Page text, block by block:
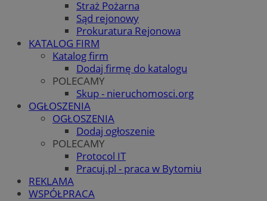
Straż Pożarna
Sąd rejonowy
Prokuratura Rejonowa
KATALOG FIRM
Katalog firm
Dodaj firmę do katalogu
POLECAMY
Skup - nieruchomosci.org
OGŁOSZENIA
OGŁOSZENIA
Dodaj ogłoszenie
POLECAMY
Protocol IT
Pracuj.pl - praca w Bytomiu
REKLAMA
WSPÓŁPRACA